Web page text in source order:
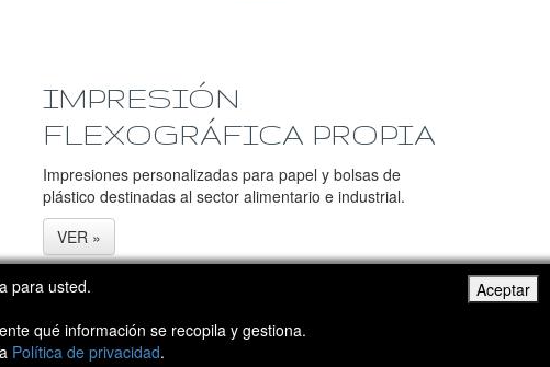
Aceptar
para usted.
qué información se recopila y gestiona.
Política de privacidad.
IMPRESIÓN
FLEXOGRÁFICA PROPIA
Impresiones personalizadas para papel y bolsas de
plástico destinadas al sector alimentario e industrial.
VER »